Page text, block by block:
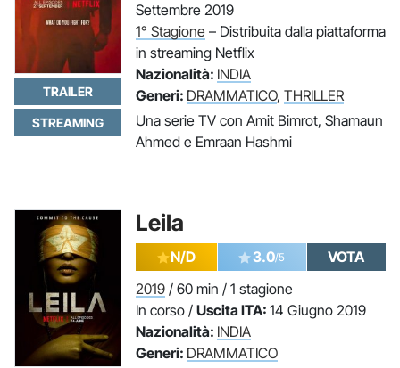
TRAILER
STREAMING
Settembre 2019
1° Stagione – Distribuita dalla piattaforma
in streaming Netflix
Nazionalità: INDIA
Generi: DRAMMATICO, THRILLER
Una serie TV con Amit Bimrot, Shamaun
Ahmed e Emraan Hashmi
Leila
N/D 3.0/5
VOTA
2019 / 60 min / 1 stagione
In corso / Uscita ITA: 14 Giugno 2019
Nazionalità: INDIA
Generi: DRAMMATICO